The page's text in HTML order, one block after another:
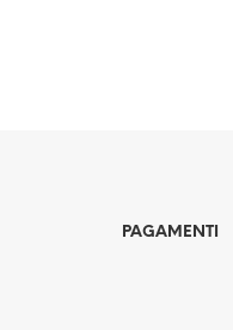
PAGAMENTI